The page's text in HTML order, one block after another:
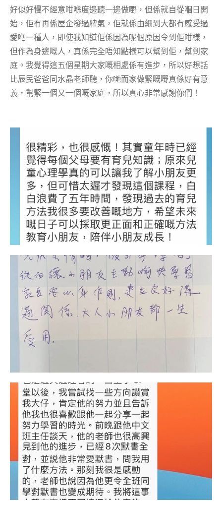
好似好慢不經意咁喺度邊聽一邊做嘢，但係就自從嗰日開
始，佢冇再係屋企發過脾氣，佢就係由細到大都冇感受過
愛嗰一種人，即使我知道佢係因為呢個原因令到佢咁樣，
但作為身邊嘅人，真係完全唔知點樣可以幫到佢，幫到家
庭。我覺得這五個星期大家嘅相處係有進步，所以好想話
比辰民爸爸同水晶老師聽，你哋而家做緊嘅嘢真係好有意
義，幫緊一個又一個嘅家庭，所以真心非常感謝你們！